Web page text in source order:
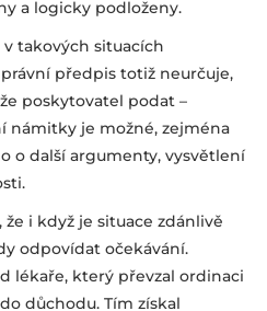
a logicky podloženy.
takových situacích
předpis totiž neurčuje,
poskytovatel podat –
námitky je možné, zejména
o další argumenty, vysvětlení
i když je situace zdánlivě
odpovídat očekávání.
lékaře, který převzal ordinaci
důchodu. Tím získal